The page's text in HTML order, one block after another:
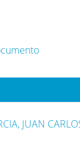
JUAN